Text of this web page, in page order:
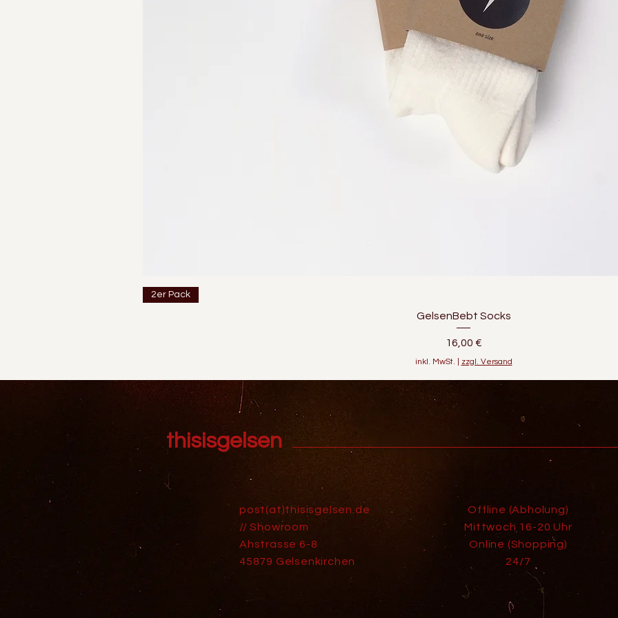
2er Pack
GelsenBebt Socks
Preis
16,00 €
inkl. MwSt. zzgl. Versand
thisisgelsen
post(at)thisisgelsen.de
// Showroom
Ahstrasse 6-8
45879 Gelsenkirchen
Offline (Abholung)
Mittwoch 16-20 Uhr
Online (Shopping)
24/7